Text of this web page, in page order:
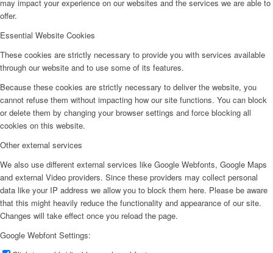
may impact your experience on our websites and the services we are able to
offer.
Essential Website Cookies
These cookies are strictly necessary to provide you with services available
through our website and to use some of its features.
Because these cookies are strictly necessary to deliver the website, you
cannot refuse them without impacting how our site functions. You can block
or delete them by changing your browser settings and force blocking all
cookies on this website.
Other external services
We also use different external services like Google Webfonts, Google Maps
and external Video providers. Since these providers may collect personal
data like your IP address we allow you to block them here. Please be aware
that this might heavily reduce the functionality and appearance of our site.
Changes will take effect once you reload the page.
Google Webfont Settings: